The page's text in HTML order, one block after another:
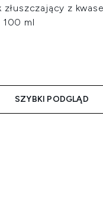
z
100 ml
SZYBKI PODGLĄD